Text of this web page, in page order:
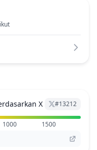
X #13212
1000
1500